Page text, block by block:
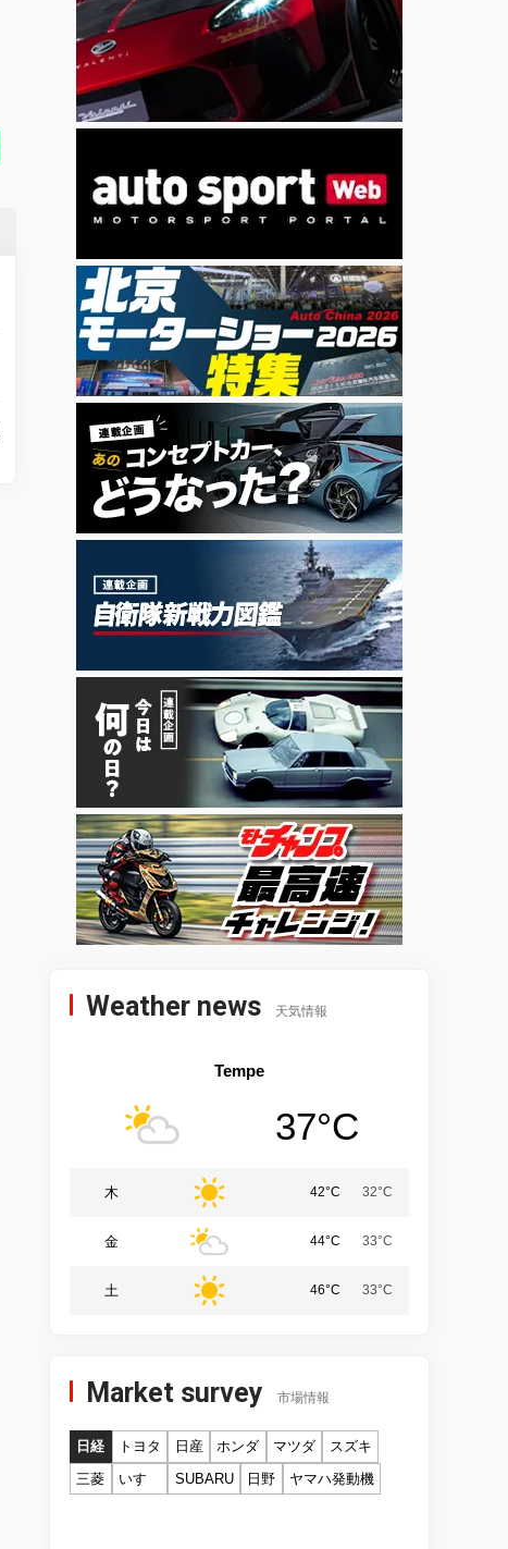
Weather news 天気情報
Tempe
37°C
木 42°C 32°C
金 44°C 33°C
土 46°C 33°C
Market survey 市場情報
日経 トヨタ 日産 ホンダ マツダ
スズキ
三菱
いすゞ SUBARU 日野 ヤマハ発動機